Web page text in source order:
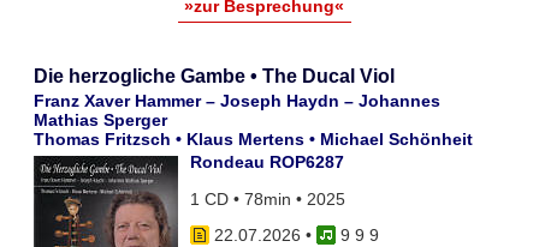
»zur Besprechung«
Die herzogliche Gambe • The Ducal Viol
Franz Xaver Hammer – Joseph Haydn – Johannes
Mathias Sperger
Thomas Fritzsch • Klaus Mertens • Michael Schönheit
Rondeau ROP6287
1 CD • 78min • 2025
22.07.2026 •
9 9 9